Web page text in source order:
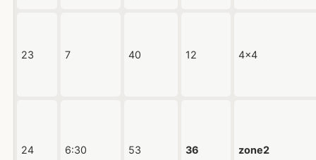
23 7 40 12 4x4
24 6:30 53 36 zone2